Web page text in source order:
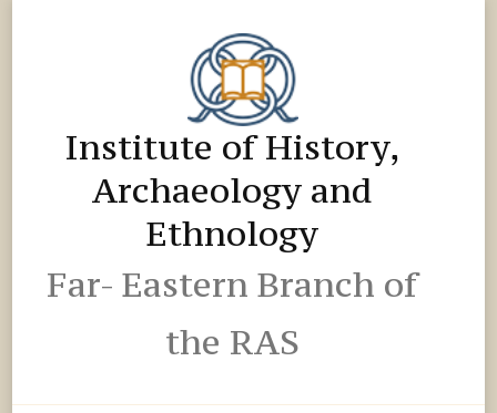
Institute of History,
Archaeology and
Ethnology
Far- Eastern Branch of
the RAS